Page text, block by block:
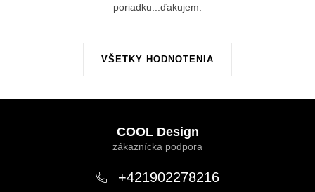
VŠETKY HODNOTENIA
poriadku...ďakujem.
COOL Design
+421902278216